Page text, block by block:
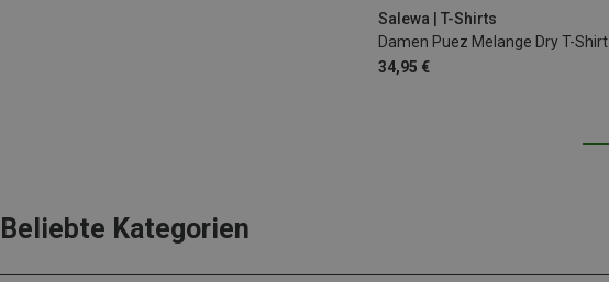
Salewa | T-Shirts
Damen Puez Melange Dry T-Shirt
34,95 €
Beliebte Kategorien